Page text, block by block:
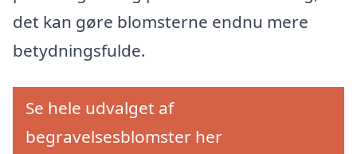
det kan gøre blomsterne endnu mere
betydningsfulde.
Se hele udvalget af
begravelsesblomster her